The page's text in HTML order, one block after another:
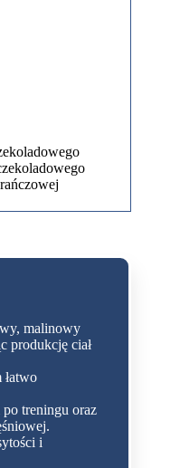
malinowy
produkcję ciał
łatwo
treningu oraz
i